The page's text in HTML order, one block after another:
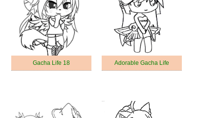
Gacha Life 18 Adorable Gacha Life